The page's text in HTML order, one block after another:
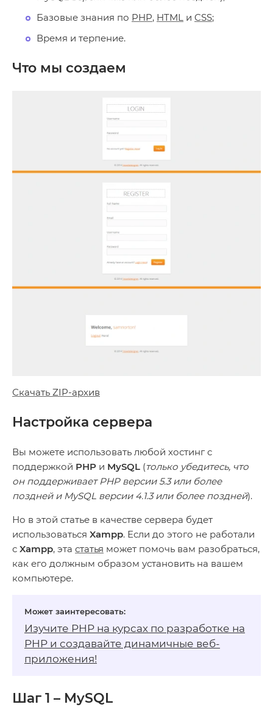
Базовые знания по PHP, HTML и CSS;
Время и терпение.
Что мы создаем
Скачать ZIP-архив
Настройка сервера
Вы можете использовать любой хостинг с
поддержкой PHP и MySQL (только убедитесь, что
он поддерживает PHP версии 5.3 или более
поздней и MySQL версии 4.1.3 или более поздней).
Но в этой статье в качестве сервера будет
использоваться Xampp. Если до этого не работали
с Xampp, эта статья может помочь вам разобраться,
как его должным образом установить на вашем
компьютере.
Изучите PHP на курсах по разработке на
PHP и создавайте динамичные веб-
приложения!
Шаг 1 – MySQL